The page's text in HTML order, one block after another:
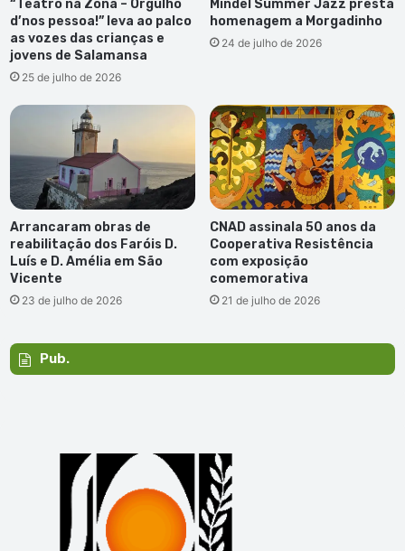
“Teatro na Zona – Orgulho
d’nos pessoa!” leva ao palco
as vozes das crianças e
jovens de Salamansa
25 de julho de 2026
Mindel Summer Jazz presta
homenagem a Morgadinho
24 de julho de 2026
Arrancaram obras de
reabilitação dos Faróis D.
Luís e D. Amélia em São
Vicente
23 de julho de 2026
CNAD assinala 50 anos da
Cooperativa Resistência
com exposição
comemorativa
21 de julho de 2026
Pub.